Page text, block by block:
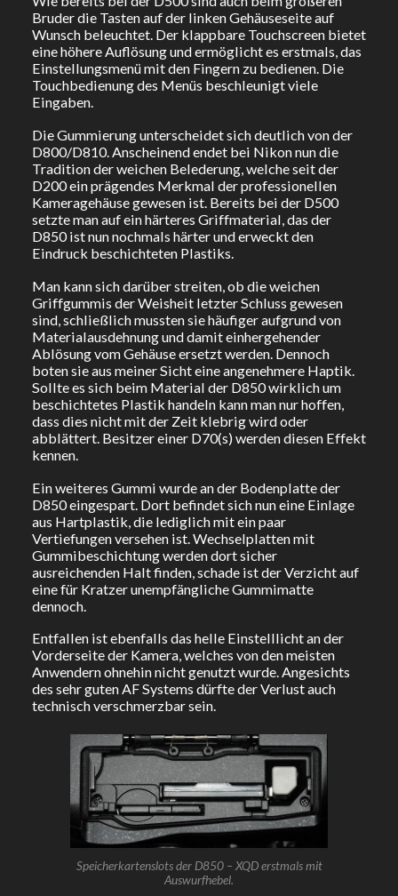
Bruder die Tasten auf der linken Gehäuseseite auf
Wunsch beleuchtet. Der klappbare Touchscreen bietet
eine höhere Auflösung und ermöglicht es erstmals, das
Einstellungsmenü mit den Fingern zu bedienen. Die
Touchbedienung des Menüs beschleunigt viele
Eingaben.
Die Gummierung unterscheidet sich deutlich von der
D800/D810. Anscheinend endet bei Nikon nun die
Tradition der weichen Belederung, welche seit der
D200 ein prägendes Merkmal der professionellen
Kameragehäuse gewesen ist. Bereits bei der D500
setzte man auf ein härteres Griffmaterial, das der
D850 ist nun nochmals härter und erweckt den
Eindruck beschichteten Plastiks.
Man kann sich darüber streiten, ob die weichen
Griffgummis der Weisheit letzter Schluss gewesen
sind, schließlich mussten sie häufiger aufgrund von
Materialausdehnung und damit einhergehender
Ablösung vom Gehäuse ersetzt werden. Dennoch
boten sie aus meiner Sicht eine angenehmere Haptik.
Sollte es sich beim Material der D850 wirklich um
beschichtetes Plastik handeln kann man nur hoffen,
dass dies nicht mit der Zeit klebrig wird oder
abblättert. Besitzer einer D70(s) werden diesen Effekt
kennen.
Ein weiteres Gummi wurde an der Bodenplatte der
D850 eingespart. Dort befindet sich nun eine Einlage
aus Hartplastik, die lediglich mit ein paar
Vertiefungen versehen ist. Wechselplatten mit
Gummibeschichtung werden dort sicher
ausreichenden Halt finden, schade ist der Verzicht auf
eine für Kratzer unempfängliche Gummimatte
dennoch.
Entfallen ist ebenfalls das helle Einstelllicht an der
Vorderseite der Kamera, welches von den meisten
Anwendern ohnehin nicht genutzt wurde. Angesichts
des sehr guten AF Systems dürfte der Verlust auch
technisch verschmerzbar sein.
Speicherkartenslots der D850 – XQD erstmals mit
Auswurfhebel.